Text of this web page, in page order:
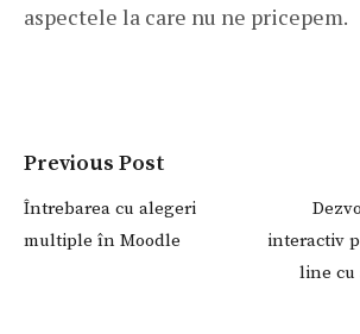
aspectele la care nu ne pricepem.
Previous Post
Întrebarea cu alegeri
multiple în Moodle
interactiv
line cu